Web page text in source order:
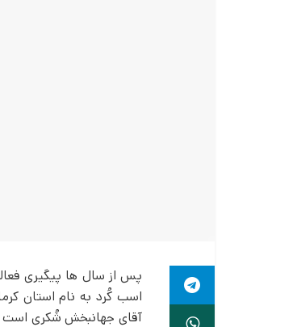
اسب کُرد به نام استان
آقای جهانبخش شُکری است